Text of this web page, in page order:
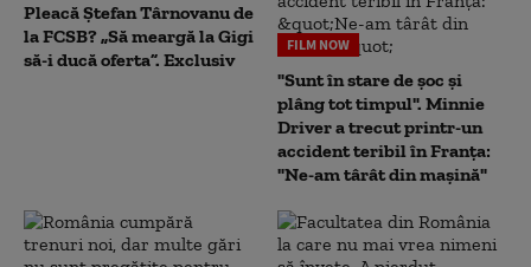
Pleacă Ștefan Târnovanu de
la FCSB? „Să meargă la Gigi
să-i ducă oferta”. Exclusiv
FILM NOW
"Sunt în stare de șoc și
plâng tot timpul". Minnie
Driver a trecut printr-un
accident teribil în Franța:
"Ne-am târât din mașină"